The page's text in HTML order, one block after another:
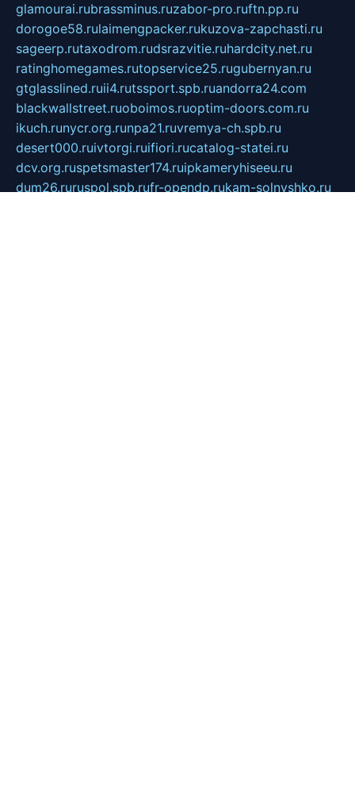
glamourai.rubrassminus.ruzabor-pro.ruftn.pp.ru
dorogoe58.rulaimengpacker.rukuzova-zapchasti.ru
sageerp.rutaxodrom.rudsrazvitie.ruhardcity.net.ru
ratinghomegames.rutopservice25.rugubernyan.ru
gtglasslined.ruii4.rutssport.spb.ruandorra24.com
blackwallstreet.ruoboimos.ruoptim-doors.com.ru
ikuch.runycr.org.runpa21.ruvremya-ch.spb.ru
desert000.ruivtorgi.ruifiori.rucatalog-statei.ru
dcv.org.ruspetsmaster174.ruipkameryhiseeu.ru
dum26.ruruspol.spb.rufr-opendp.rukam-solnyshko.ru